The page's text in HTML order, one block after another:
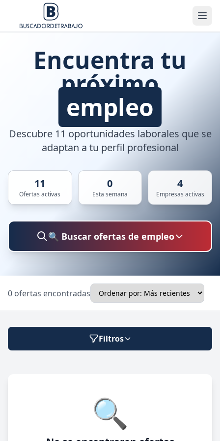
Encuentra tu
próximo
empleo
Descubre 11 oportunidades laborales que se
adaptan a tu perfil profesional
11
Ofertas activas
0
Esta semana
4
Empresas activas
🔍 Buscar ofertas de empleo
Ubicación
🔍 Buscar
0 ofertas encontradas
Filtros
Modalidad de trabajo🔍